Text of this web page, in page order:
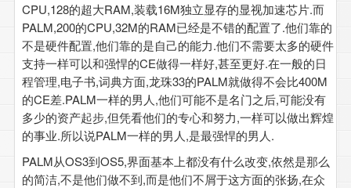
CPU,128的超大RAM,装载16M独立显存的显视加速芯片.而
PALM,200的CPU,32M的RAM已经是不错的配置了.他们靠的
不是硬件配置,他们靠的是自己的能力.他们不需要太多的硬件
支持一样可以和强悍的CE做得一样好,甚至更好.在一般的日
程管理,电子书,词典方面,龙珠33的PALM就做得不会比400M
的CE差.PALM一样的男人,他们可能不是名门之后,可能没有
多少的资产起步,但凭看他们的专心和努力,一样可以做出辉煌
的事业.所以说PALM一样的男人,是最强悍的男人.
PALM从OS3到OS5,界面基本上都没有什么改变,依然是那么
的简洁,不是他们做不到,而是他们不屑于这方面的张扬,在众